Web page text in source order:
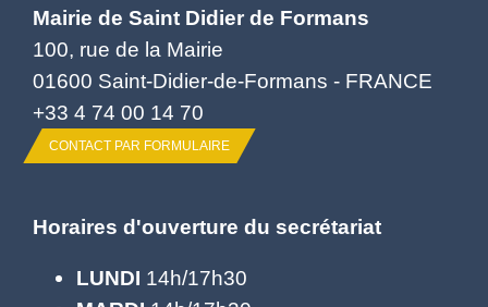
Mairie de Saint Didier de Formans
100, rue de la Mairie
01600 Saint-Didier-de-Formans - FRANCE
+33 4 74 00 14 70
CONTACT PAR FORMULAIRE
Horaires d'ouverture du secrétariat
LUNDI 14h/17h30